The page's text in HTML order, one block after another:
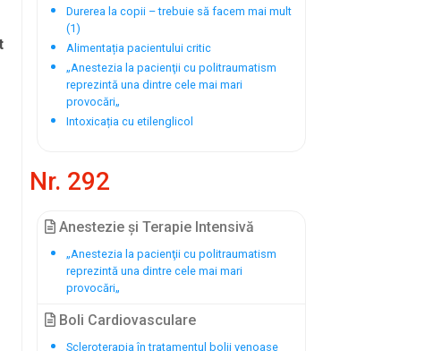
Durerea la copii – trebuie să facem mai mult
(1)
Alimentația pacientului critic
„Anestezia la pacienţii cu politraumatism
reprezintă una dintre cele mai mari
provocări„
Intoxicația cu etilenglicol
Nr. 292
Anestezie și Terapie Intensivă
„Anestezia la pacienţii cu politraumatism
reprezintă una dintre cele mai mari
provocări„
Boli Cardiovasculare
Scleroterapia în tratamentul bolii venoase